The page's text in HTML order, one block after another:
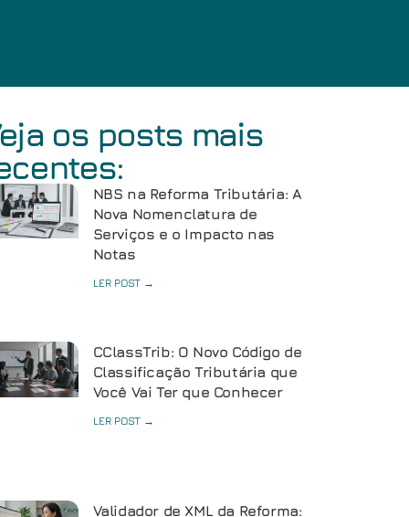
os posts mais
NBS na Reforma Tributária: A
Nova Nomenclatura de
Serviços e o Impacto nas
Notas
LER POST →
CClassTrib: O Novo Código de
Classificação Tributária que
Você Vai Ter que Conhecer
LER POST →
Validador de XML da Reforma: